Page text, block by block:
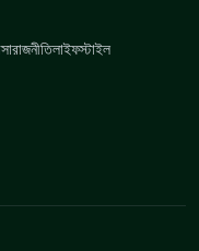
রাজনীতিলাইফস্টাইল